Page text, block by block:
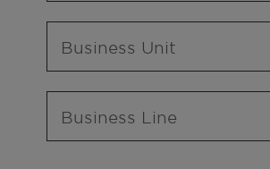
Business Unit
Business Line